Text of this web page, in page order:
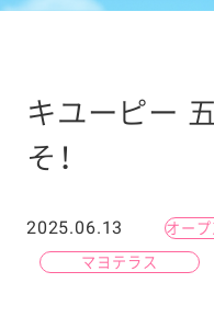
キユーピー
そ！
2025.06.13 オープ
マヨテラス